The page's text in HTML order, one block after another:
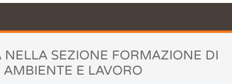
SEZIONE FORMAZIONE DI
E LAVORO